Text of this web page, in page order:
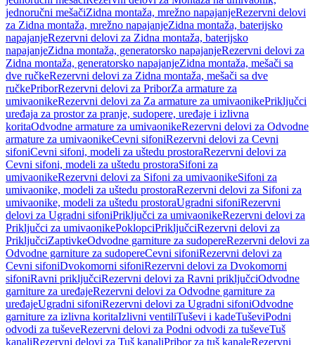
jednoručni mešačiZidna montaža, mrežno napajanjeRezervni delovi
za Zidna montaža, mrežno napajanjeZidna montaža, baterijsko
napajanjeRezervni delovi za Zidna montaža, baterijsko
napajanjeZidna montaža, generatorsko napajanjeRezervni delovi za
Zidna montaža, generatorsko napajanjeZidna montaža, mešači sa
dve ručkeRezervni delovi za Zidna montaža, mešači sa dve
ručkePriborRezervni delovi za PriborZa armature za
umivaonikeRezervni delovi za Za armature za umivaonikePriključci
uređaja za prostor za pranje, sudopere, uređaje i izlivna
koritaOdvodne armature za umivaonikeRezervni delovi za Odvodne
armature za umivaonikeCevni sifoniRezervni delovi za Cevni
sifoniCevni sifoni, modeli za uštedu prostoraRezervni delovi za
Cevni sifoni, modeli za uštedu prostoraSifoni za
umivaonikeRezervni delovi za Sifoni za umivaonikeSifoni za
umivaonike, modeli za uštedu prostoraRezervni delovi za Sifoni za
umivaonike, modeli za uštedu prostoraUgradni sifoniRezervni
delovi za Ugradni sifoniPriključci za umivaonikeRezervni delovi za
Priključci za umivaonikePoklopciPriključciRezervni delovi za
PriključciZaptivkeOdvodne garniture za sudopereRezervni delovi za
Odvodne garniture za sudopereCevni sifoniRezervni delovi za
Cevni sifoniDvokomorni sifoniRezervni delovi za Dvokomorni
sifoniRavni priključciRezervni delovi za Ravni priključciOdvodne
garniture za uređajeRezervni delovi za Odvodne garniture za
uređajeUgradni sifoniRezervni delovi za Ugradni sifoniOdvodne
garniture za izlivna koritaIzlivni ventiliTuševi i kadeTuševiPodni
odvodi za tuševeRezervni delovi za Podni odvodi za tuševeTuš
kanaliRezervni delovi za Tuš kanaliPribor za tuš kanaleRezervni